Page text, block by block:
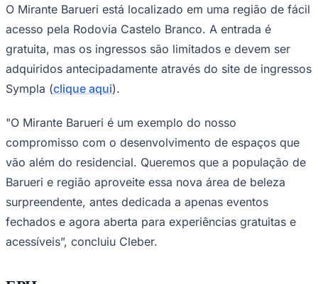
Ceará
'Mirante da Alegria'. Nosso objetivo é proporcionar
momentos inesquecíveis em família, criando um espaço
de convivência e diversão para todos", disse Cleber
Kodama, gestor de comunidade da EPH.
como pula-pula, tobogã e piscina de bolinhas, além de
gincanas e brincadeiras recreativas, valendo prêmios
para incentivar a interação entre pais e filhos. A área de
alimentação contará com food trucks e uma variedade
de pratos, doces e bebidas para todos os gostos
(cobrados à parte). Ao longo da programação, sorteios
de brindes irão agitar ainda mais o dia.